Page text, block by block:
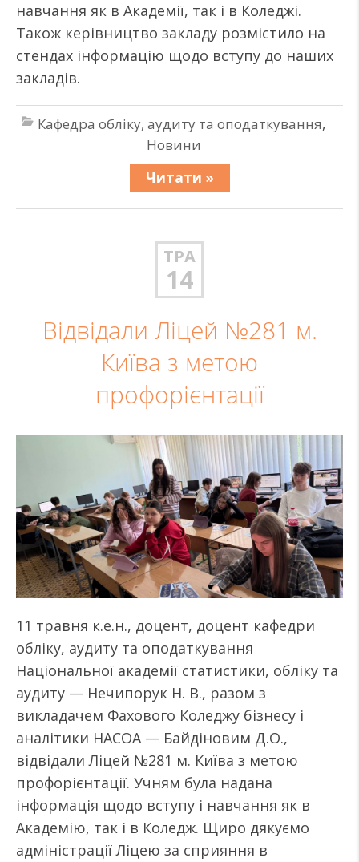
навчання як в Академії, так і в Коледжі.
Також керівництво закладу розмістило на
стендах інформацію щодо вступу до наших
закладів.
Кафедра обліку, аудиту та оподаткування,
Новини
Читати »
ТРА
14
Відвідали Ліцей №281 м.
Київа з метою
профорієнтації
11 травня к.е.н., доцент, доцент кафедри
обліку, аудиту та оподаткування
Національної академії статистики, обліку та
аудиту — Нечипорук Н. В., разом з
викладачем Фахового Коледжу бізнесу і
аналітики НАСОА — Байдіновим Д.О.,
відвідали Ліцей №281 м. Київа з метою
профорієнтації. Учням була надана
інформація щодо вступу і навчання як в
Академію, так і в Коледж. Щиро дякуємо
адміністрації Ліцею за сприяння в